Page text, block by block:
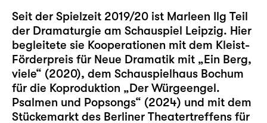
Seit der Spielzeit 2019/20 ist Marleen Ilg Teil
der Dramaturgie am Schauspiel Leipzig. Hier
begleitete sie Kooperationen mit dem Kleist-
Förderpreis für Neue Dramatik mit „Ein Berg,
viele“ (2020), dem Schauspielhaus Bochum
für die Koproduktion „Der Würgeengel.
Psalmen und Popsongs“ (2024) und mit dem
Stückemarkt des Berliner Theatertreffens für